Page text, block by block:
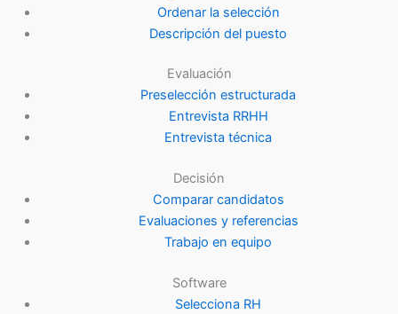
Ordenar la selección
Descripción del puesto
Evaluación
Preselección estructurada
Entrevista RRHH
Entrevista técnica
Decisión
Comparar candidatos
Evaluaciones y referencias
Trabajo en equipo
Software
Selecciona RH